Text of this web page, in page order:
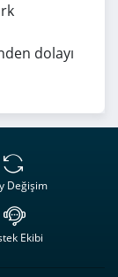
dolayı
Değişim
Ekibi